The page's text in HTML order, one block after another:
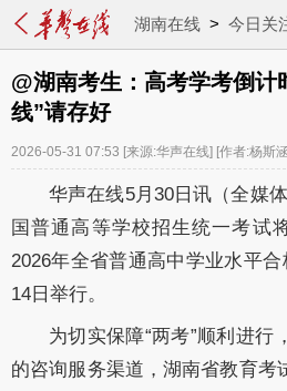
湖南在线> 今日关
@湖南考生：高考学考倒计
线”请存好
2026-05-31 07:53 [来源:华声在线] [作者:杨斯
华声在线5月30日讯（全媒
国普通高等学校招生统一考试
2026年全省普通高中学业水平
14 日举行。
为切实保障“两考”顺利进行
的咨询服务渠道，湖南省教育考